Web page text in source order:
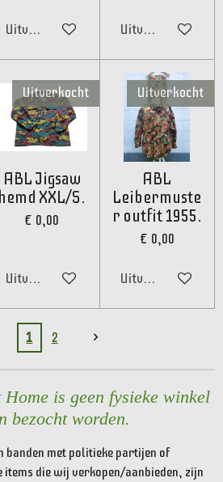
Uitverkocht Uitverkocht
Uitverkocht
ABL Jigsaw
hemd XXL/S.
€ 0,00
Uitverkocht
Uitverkocht
ABL
Leibermuste
r outfit 1955.
€ 0,00
Uitverkocht
1 2
is geen fysieke winkel
bezocht worden.
banden met politieke partijen of
die wij verkopen/aanbieden, zijn